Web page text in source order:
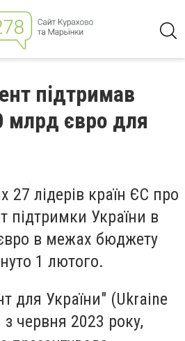
підтримав
млрд євро для
27 лідерів країн ЄС про
підтримки України в
в межах бюджету
1 лютого.
для України" (Ukraine
червня 2023 року,